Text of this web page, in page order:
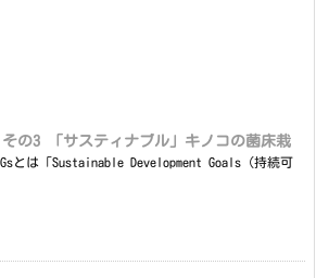
その3 「サスティナブル」キノコの菌床栽
とは「Sustainable Development Goals（持続可